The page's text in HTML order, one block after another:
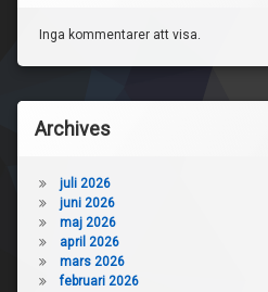
Inga kommentarer att visa.
Archives
juli 2026
juni 2026
maj 2026
april 2026
mars 2026
februari 2026